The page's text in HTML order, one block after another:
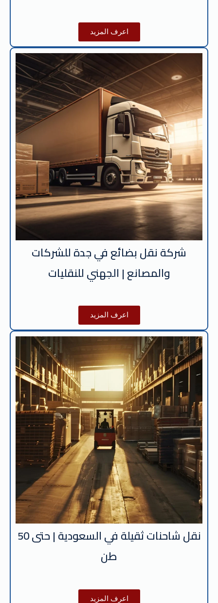
اعرف المزيد
شركة نقل بضائع في جدة للشركات
والمصانع | الجهني للنقليات
اعرف المزيد
نقل شاحنات ثقيلة في السعودية | حتى 50
طن
اعرف المزيد